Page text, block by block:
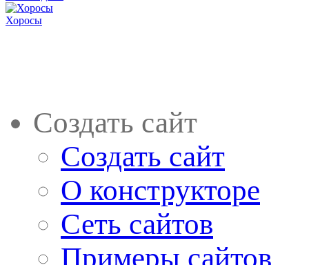
Хоросы
Создать сайт
Создать сайт
О конструкторе
Сеть сайтов
Примеры сайтов